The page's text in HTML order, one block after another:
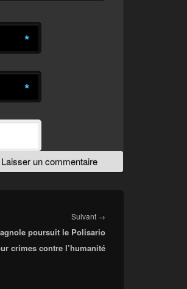
*
*
Suivant →
suivant :
poursuit le Polisario
crimes contre l’humanité